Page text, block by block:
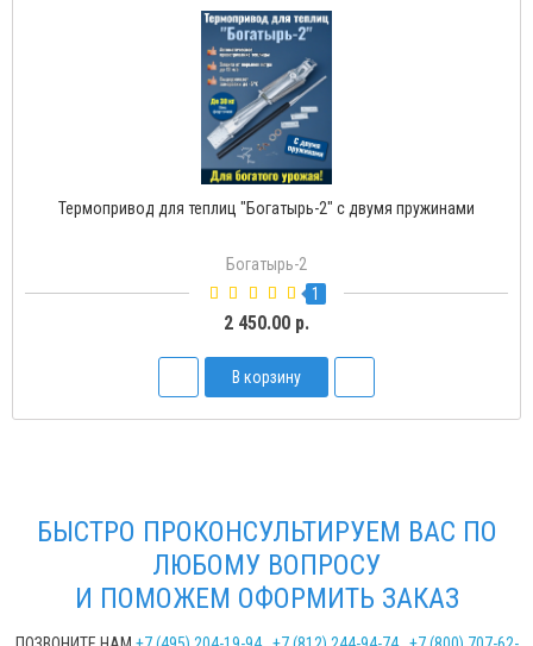
Термопривод для теплиц "Богатырь-2" с двумя пружинами
Богатырь-2
1
2 450.00 р.
В корзину
БЫСТРО ПРОКОНСУЛЬТИРУЕМ ВАС ПО
ЛЮБОМУ ВОПРОСУ
И ПОМОЖЕМ ОФОРМИТЬ ЗАКАЗ